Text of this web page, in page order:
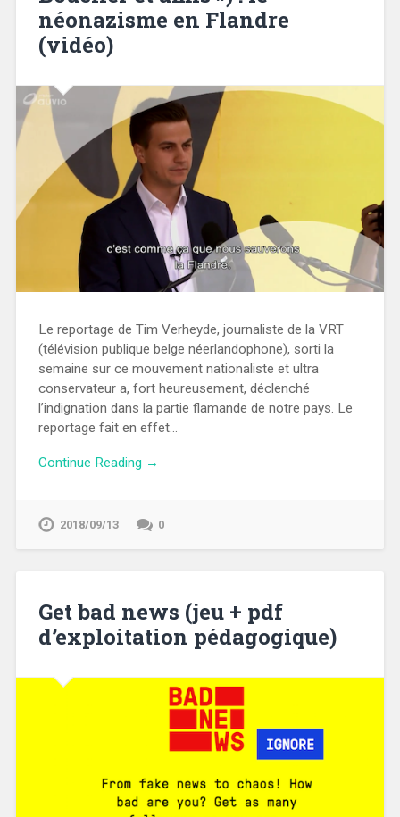
néonazisme en Flandre
(vidéo)
Le reportage de Tim Verheyde, journaliste de la VRT
(télévision publique belge néerlandophone), sorti la
semaine sur ce mouvement nationaliste et ultra
conservateur a, fort heureusement, déclenché
l’indignation dans la partie flamande de notre pays. Le
reportage fait en effet…
Continue Reading →
2018/09/13 0
Get bad news (jeu + pdf
d’exploitation pédagogique)